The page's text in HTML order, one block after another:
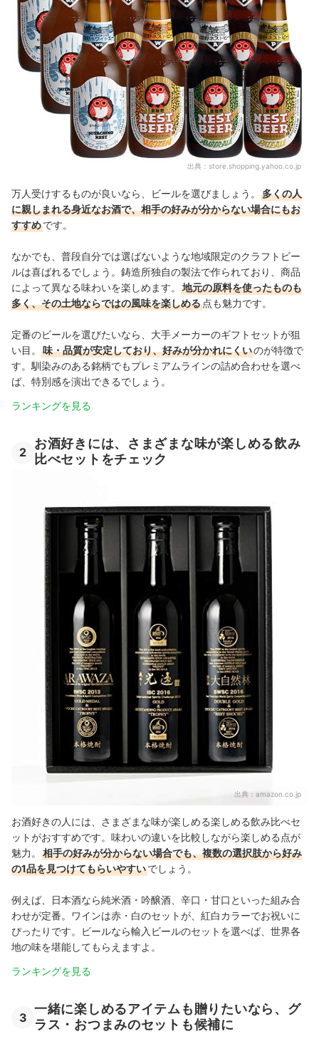
出典： store.shopping.yahoo.co.jp
万人受けするものが良いなら、ビールを選びましょう。
多くの人
に親しまれる身近なお酒で、相手の好みが分からない場合にもお
すすめです。
なかでも、普段自分では選ばないような地域限定のクラフトビー
ルは喜ばれるでしょう。鋳造所独自の製法で作られており、商品
によって異なる味わいを楽しめます。
地元の原料を使ったものも
多く、その土地ならではの風味を楽しめる 点も魅力です。
定番のビールを選びたいなら、大手メーカーのギフトセットが狙
い目。
味・品質が安定しており、好みが分かれにくいのが特徴で
す。馴染みのある銘柄でもプレミアムラインの詰め合わせを選べ
ば、特別感を演出できるでしょう。
ランキングを見る
2
お酒好きには、さまざまな味が楽しめる飲み
比べセットをチェック
出典： amazon.co.jp
お酒好きの人には、さまざまな味が楽しめる楽しめる飲み比べセ
ットがおすすめです。味わいの違いを比較しながら楽しめる点が
魅力。
相手の好みが分からない場合でも、複数の選択肢から好み
の1品を見つけてもらいやすいでしょう。
例えば、日本酒なら純米酒・吟醸酒、辛口・甘口といった組み合
わせが定番。ワインは赤・白のセットが、紅白カラーでお祝いに
ぴったりです。ビールなら輸入ビールのセットを選べば、世界各
地の味を堪能してもらえますよ。
ランキングを見る
3
一緒に楽しめるアイテムも贈りたいなら、グ
ラス・おつまみのセットも候補に